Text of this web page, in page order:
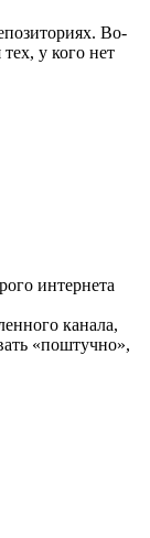
Во-
у кого нет
интернета
канала,
«поштучно»,